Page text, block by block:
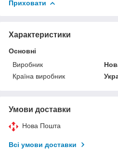
Приховати
Характеристики
Основні
Виробник
Країна виробник
Умови доставки
Нова Пошта
Всі умови доставки